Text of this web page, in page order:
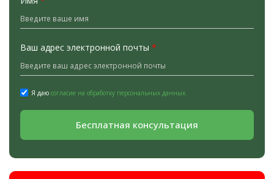
Ваш адрес электронной почты *
Я даю согласие на обработку персональных данных.
Бесплатная консультация